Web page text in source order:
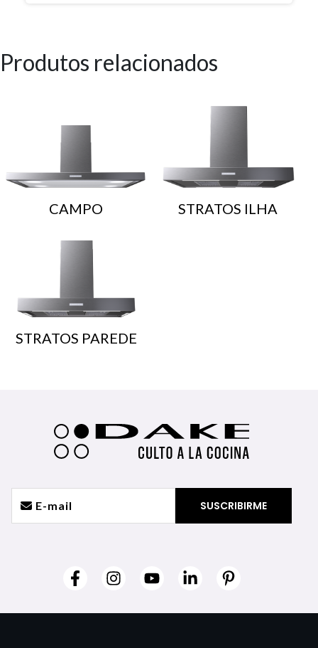
Produtos relacionados
CAMPO STRATOS ILHA
STRATOS PAREDE